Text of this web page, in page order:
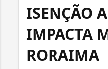
ISENÇÃO
IMPACTA
RORAIMA